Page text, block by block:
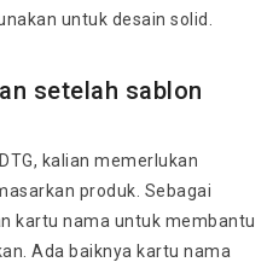
untuk desain solid.
setelah sablon
kalian memerlukan
produk. Sebagai
kartu nama untuk membantu
Ada baiknya kartu nama